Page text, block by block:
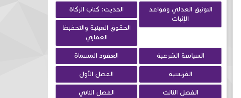
التوثيق العدلي وقواعد
الإثبات
الحديث: كتاب الزكاة
الحقوق العينية والتحفيظ
العقاري
السياسة الشرعية العقود المسماة
الفرنسية الفصل الأول
الفصل الثالث الفصل الثاني